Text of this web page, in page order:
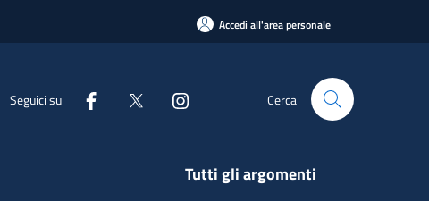
Accedi all'area personale
Seguici su Cerca
Tutti gli argomenti